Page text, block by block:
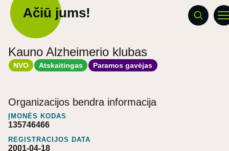
Ačiū jums!
Kauno Alzheimerio klubas
NVO Atskaitingas Paramos gavėjas
Organizacijos bendra informacija
ĮMONĖS KODAS
135746466
REGISTRACIJOS DATA
2001-04-18